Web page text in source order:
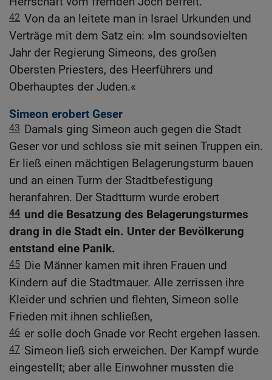
42 Von da an leitete man in Israel Urkunden und
Verträge mit dem Satz ein: »Im soundsovielten
Jahr der Regierung Simeons, des großen
Obersten Priesters, des Heerführers und
Oberhauptes der Juden.«
Simeon erobert Geser
43 Damals ging Simeon auch gegen die Stadt
Geser vor und schloss sie mit seinen Truppen ein.
Er ließ einen mächtigen Belagerungsturm bauen
und an einen Turm der Stadtbefestigung
heranfahren. Der Stadtturm wurde erobert
44 und die Besatzung des Belagerungsturmes
drang in die Stadt ein. Unter der Bevölkerung
entstand eine Panik.
45 Die Männer kamen mit ihren Frauen und
Kindern auf die Stadtmauer. Alle zerrissen ihre
Kleider und schrien und flehten, Simeon solle
Frieden mit ihnen schließen,
46 er solle doch Gnade vor Recht ergehen lassen.
47 Simeon ließ sich erweichen. Der Kampf wurde
eingestellt; aber alle Einwohner mussten die